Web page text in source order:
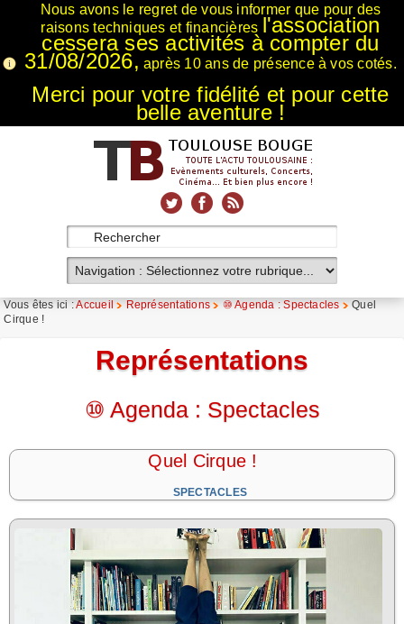
Nous avons le regret de vous informer que pour des
raisons techniques et financières l'association
cessera ses activités à compter du
31/08/2026, après 10 ans de présence à vos cotés.
Merci pour votre fidélité et pour cette
belle aventure !
Vous êtes ici :Accueil Représentations ⑩ Agenda : Spectacles
Quel
Cirque !
Représentations
⑩ Agenda : Spectacles
Quel Cirque !
SPECTACLES